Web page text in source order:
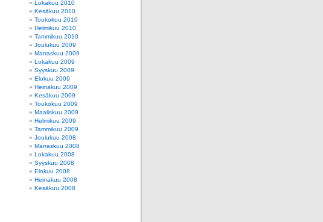
Lokakuu 2010
Kesäkuu 2010
Toukokuu 2010
Helmikuu 2010
Tammikuu 2010
Joulukuu 2009
Marraskuu 2009
Lokakuu 2009
Syyskuu 2009
Elokuu 2009
Heinäkuu 2009
Kesäkuu 2009
Toukokuu 2009
Maaliskuu 2009
Helmikuu 2009
Tammikuu 2009
Joulukuu 2008
Marraskuu 2008
Lokakuu 2008
Syyskuu 2008
Elokuu 2008
Heinäkuu 2008
Kesäkuu 2008